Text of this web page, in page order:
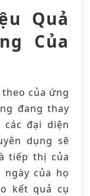
Quả
Của
của ứng
đang thay
đại diện
dụng sẽ
tiếp thị của
của họ
kết quả cụ